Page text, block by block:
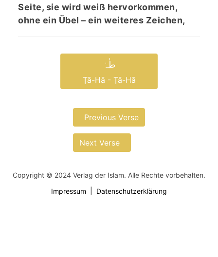
Seite, sie wird weiß hervorkommen,
ohne ein Übel – ein weiteres Zeichen,
طٰہٰ
Ṭā-Hā - Ṭā-Hā
Previous Verse
Next Verse
Copyright © 2024 Verlag der Islam. Alle Rechte vorbehalten.
Impressum
Datenschutzerklärung